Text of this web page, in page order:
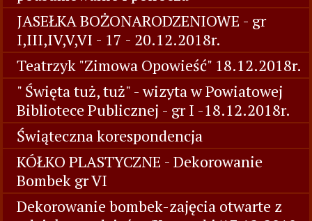
JASEŁKA BOŻONARODZENIOWE - gr
I,III,IV,V,VI - 17 - 20.12.2018r.
Teatrzyk "Zimowa Opowieść" 18.12.2018r.
" Święta tuż, tuż" - wizyta w Powiatowej
Bibliotece Publicznej - gr I -18.12.2018r.
Świąteczna korespondencja
KÓŁKO PLASTYCZNE - Dekorowanie
Bombek gr VI
Dekorowanie bombek-zajęcia otwarte z